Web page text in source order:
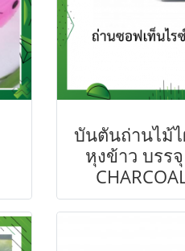
บันตันถ่านไม้
หุงข้าว บรร